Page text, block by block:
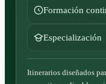
Formación
Especialización
Itinerarios diseñados